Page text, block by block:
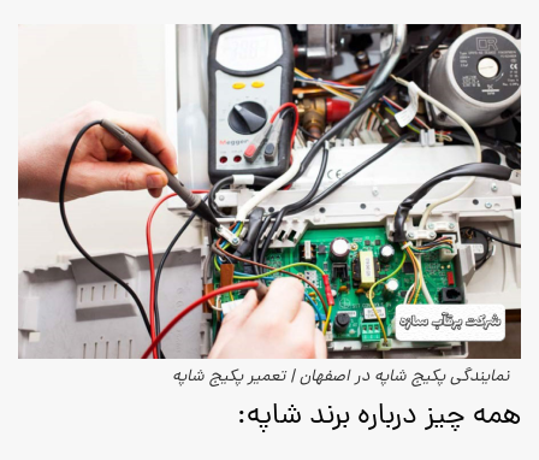
نمایندگی پکیج شاپه در اصفهان | تعمیر پکیج شاپه
همه چیز درباره برند شاپه: